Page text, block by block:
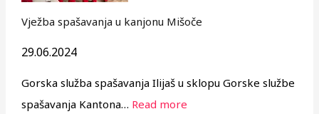
Vježba spašavanja u kanjonu Mišoče
29.06.2024
Gorska služba spašavanja Ilijaš u sklopu Gorske službe
spašavanja Kantona… Read more